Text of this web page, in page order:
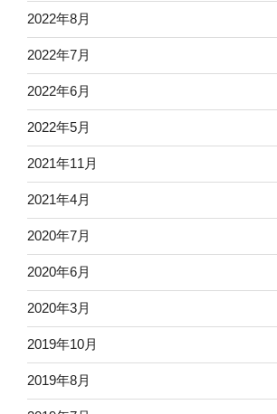
2022年8月
2022年7月
2022年6月
2022年5月
2021年11月
2021年4月
2020年7月
2020年6月
2020年3月
2019年10月
2019年8月